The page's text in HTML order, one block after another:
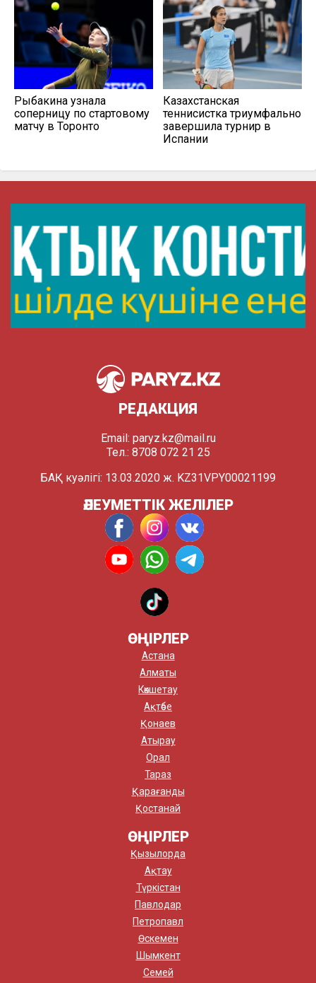
Рыбакина узнала
соперницу по стартовому
матчу в Торонто
Казахстанская
теннисистка триумфально
завершила турнир в
Испании
РЕДАКЦИЯ
Email: paryz.kz@mail.ru
Тел.: 8708 072 21 25
БАҚ куәлігі: 13.03.2020 ж. KZ31VPY00021199
ӘЛЕУМЕТТІК ЖЕЛІЛЕР
ӨҢІРЛЕР
Астана
Алматы
Көкшетау
Ақтөбе
Қонаев
Атырау
Орал
Тараз
Қарағанды
Қостанай
ӨҢІРЛЕР
Қызылорда
Ақтау
Түркістан
Павлодар
Петропавл
Өскемен
Шымкент
Семей